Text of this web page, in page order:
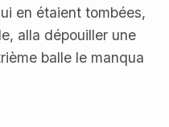
en étaient tombées,
alla dépouiller une
balle le manqua